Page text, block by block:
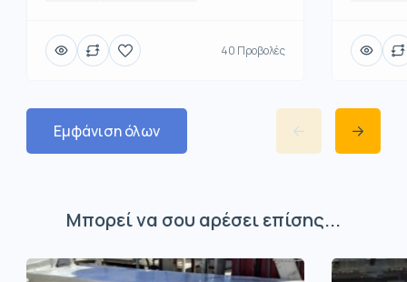
40 Προβολές
Εμφάνιση όλων
Μπορεί να σου αρέσει επίσης...